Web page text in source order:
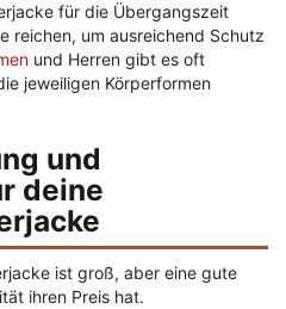
für die Übergangszeit
reichen, um ausreichend Schutz
und Herren gibt es oft
jeweiligen Körperformen
und
deine
ist groß, aber eine gute
ihren Preis hat.